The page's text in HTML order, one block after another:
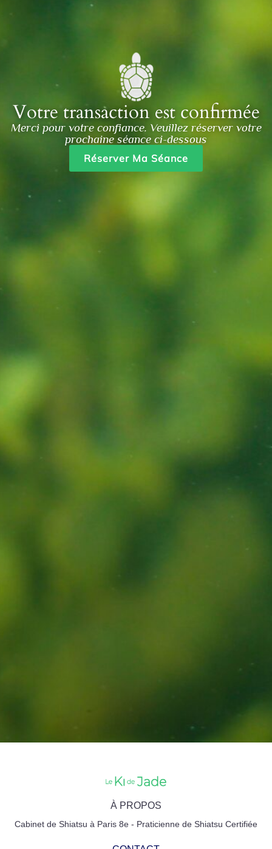
Votre transaction est confirmée
Merci pour votre confiance. Veuillez réserver votre
prochaine séance ci-dessous
Réserver Ma Séance
À PROPOS
Cabinet de Shiatsu à Paris 8e - Praticienne de Shiatsu Certifiée